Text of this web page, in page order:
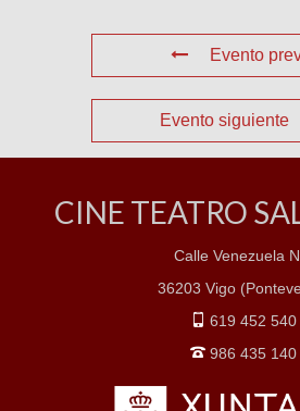
Evento
Evento siguiente
CINE TEATRO
Calle Venezuela
36203 Vigo
619 452 540
986 435 140